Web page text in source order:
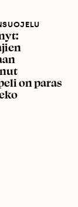
on paras